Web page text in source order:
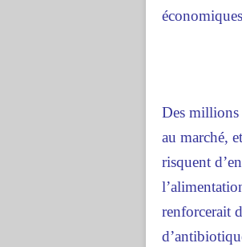
Des millions
au marché,
risquent
renforcerait